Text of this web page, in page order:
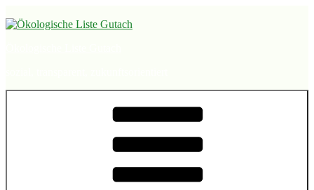
Inhalt